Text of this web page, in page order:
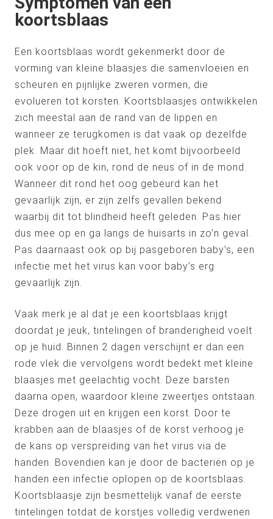
koortsblaas
Een koortsblaas wordt gekenmerkt door de
vorming van kleine blaasjes die samenvloeien en
scheuren en pijnlijke zweren vormen, die
evolueren tot korsten. Koortsblaasjes ontwikkelen
zich meestal aan de rand van de lippen en
wanneer ze terugkomen is dat vaak op dezelfde
plek. Maar dit hoeft niet, het komt bijvoorbeeld
ook voor op de kin, rond de neus of in de mond.
Wanneer dit rond het oog gebeurd kan het
gevaarlijk zijn, er zijn zelfs gevallen bekend
waarbij dit tot blindheid heeft geleden. Pas hier
dus mee op en ga langs de huisarts in zo’n geval.
Pas daarnaast ook op bij pasgeboren baby’s, een
infectie met het virus kan voor baby’s erg
gevaarlijk zijn.
Vaak merk je al dat je een koortsblaas krijgt
doordat je jeuk, tintelingen of branderigheid voelt
op je huid. Binnen 2 dagen verschijnt er dan een
rode vlek die vervolgens wordt bedekt met kleine
blaasjes met geelachtig vocht. Deze barsten
daarna open, waardoor kleine zweertjes ontstaan.
Deze drogen uit en krijgen een korst. Door te
krabben aan de blaasjes of de korst verhoog je
de kans op verspreiding van het virus via de
handen. Bovendien kan je door de bacteriën op je
handen een infectie oplopen op de koortsblaas.
Koortsblaasje zijn besmettelijk vanaf de eerste
tintelingen totdat de korstjes volledig verdwenen